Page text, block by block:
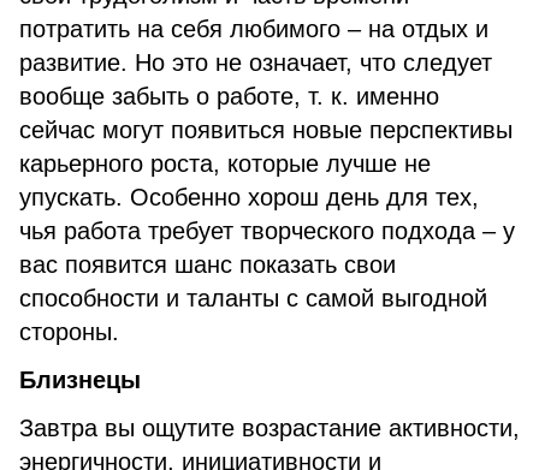
потратить на себя любимого – на отдых и
развитие. Но это не означает, что следует
вообще забыть о работе, т. к. именно
сейчас могут появиться новые перспективы
карьерного роста, которые лучше не
упускать. Особенно хорош день для тех,
чья работа требует творческого подхода – у
вас появится шанс показать свои
способности и таланты с самой выгодной
стороны.
Близнецы
Завтра вы ощутите возрастание активности,
энергичности, инициативности и